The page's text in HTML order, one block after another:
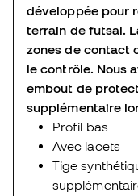
développée pour
terrain de futsal.
zones de contact
le contrôle. Nous
embout de
supplémentaire
Profil bas
Avec lacets
Tige